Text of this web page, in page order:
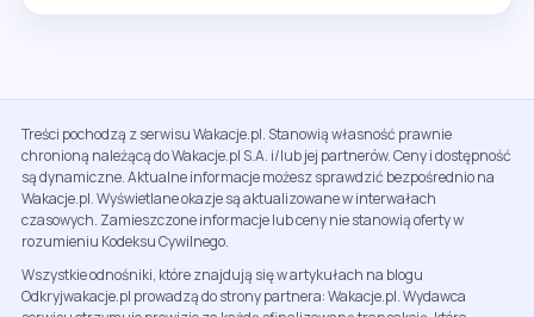
Treści pochodzą z serwisu Wakacje.pl. Stanowią własność prawnie
chronioną należącą do Wakacje.pl S.A. i/lub jej partnerów. Ceny i dostępność
są dynamiczne. Aktualne informacje możesz sprawdzić bezpośrednio na
Wakacje.pl. Wyświetlane okazje są aktualizowane w interwałach
czasowych. Zamieszczone informacje lub ceny nie stanowią oferty w
rozumieniu Kodeksu Cywilnego.
Wszystkie odnośniki, które znajdują się w artykułach na blogu
Odkryjwakacje.pl prowadzą do strony partnera: Wakacje.pl. Wydawca